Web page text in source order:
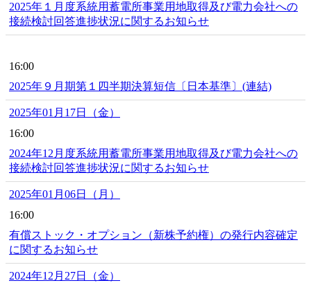
2025年１月度系統用蓄電所事業用地取得及び電力会社への
接続検討回答進捗状況に関するお知らせ
16:00
2025年９月期第１四半期決算短信〔日本基準〕(連結)
2025年01月17日（金）
16:00
2024年12月度系統用蓄電所事業用地取得及び電力会社への
接続検討回答進捗状況に関するお知らせ
2025年01月06日（月）
16:00
有償ストック・オプション（新株予約権）の発行内容確定
に関するお知らせ
2024年12月27日（金）